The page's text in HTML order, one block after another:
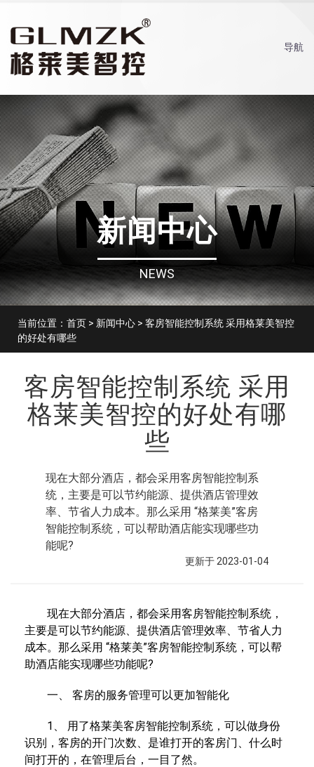
导航
新闻中心
NEWS
当前位置： 首页 > 新闻中心 > 客房智能控制系统 采用格莱美智控
的好处有哪些
客房智能控制系统 采用
格莱美智控的好处有哪
些
现在大部分酒店，都会采用客房智能控制系
统，主要是可以节约能源、提供酒店管理效
率、节省人力成本。那么采用 “格莱美”客房
智能控制系统，可以帮助酒店能实现哪些功
能呢?
更新于 2023-01-04
现在大部分酒店，都会采用客房智能控制系统，
主要是可以节约能源、提供酒店管理效率、节省人力
成本。那么采用 “格莱美”客房智能控制系统，可以帮
助酒店能实现哪些功能呢?
一、 客房的服务管理可以更加智能化
1、 用了格莱美客房智能控制系统，可以做身份
识别，客房的开门次数、是谁打开的客房门、什么时
间打开的，在管理后台，一目了然。